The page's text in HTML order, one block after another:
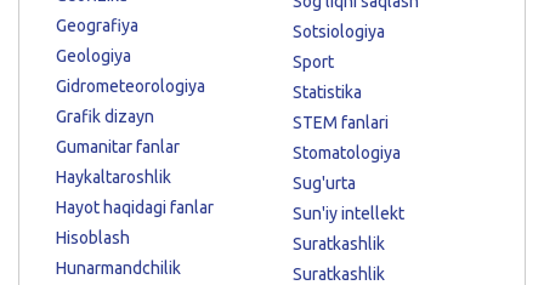
Geografiya
Geologiya
Gidrometeorologiya
Grafik dizayn
Gumanitar fanlar
Haykaltaroshlik
Hayot haqidagi fanlar
Hisoblash
Hunarmandchilik
Sotsiologiya
Sport
Statistika
STEM fanlari
Stomatologiya
Sug'urta
Sun'iy intellekt
Suratkashlik
Suratkashlik